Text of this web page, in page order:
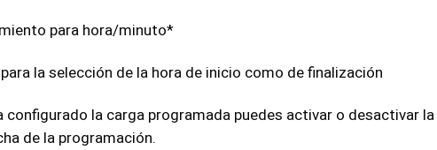
para hora/minuto*
la selección de la hora de inicio como de finalización
configurado la carga programada puedes activar o desactivar
de la programación.